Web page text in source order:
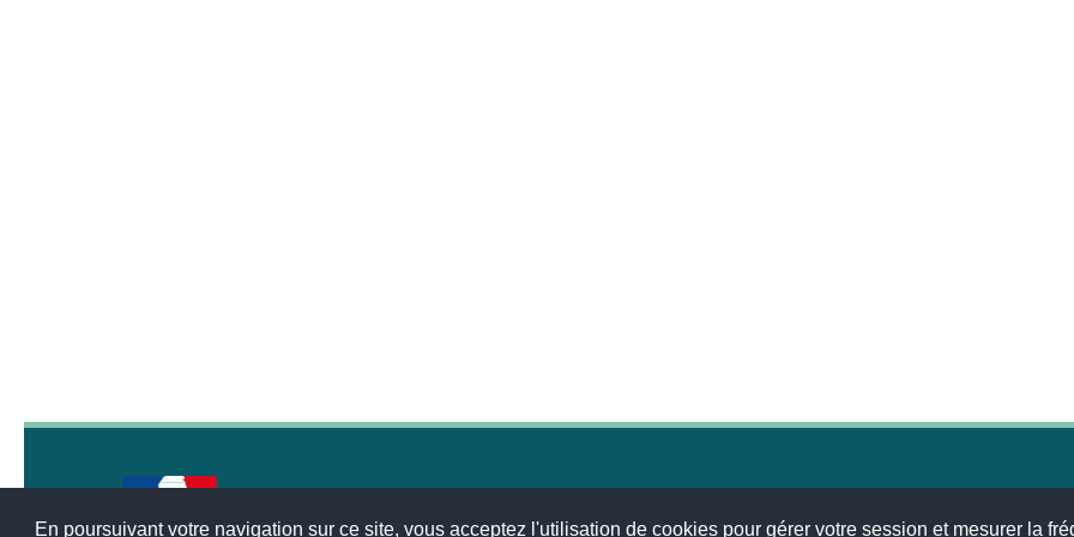
En poursuivant votre navigation sur ce site, vous acceptez l'utilisation de cookies pour gérer votre session et mesurer la